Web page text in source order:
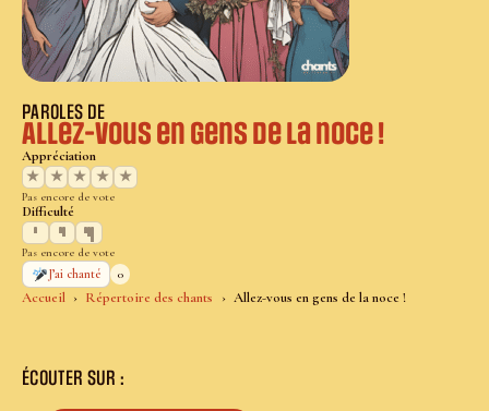
Accueil Répertoire des chants Allez-vous en gens de la noce !
PAROLES DE
Allez-vous en gens de la noce !
Appréciation
★
★ ★ ★ ★
Pas encore de vote
Difficulté
Pas encore de vote
J’ai chanté
0
ÉCOUTER SUR :